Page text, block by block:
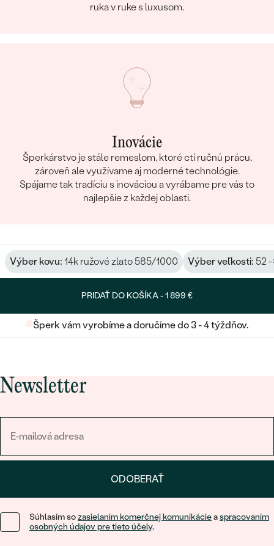
ruka v ruke s luxusom.
Inovácie
Šperkárstvo je stále remeslom, ktoré ctí ručnú prácu,
zároveň ale využívame aj moderné technológie.
Spájame tak tradíciu s inováciou a vyrábame pre vás to
najlepšie z každej oblasti.
Výber kovu: 14k ružové zlato 585/1000 Výber veľkosti: 52 -
PRIDAŤ DO KOŠÍKA -1 899 €
Šperk vám vyrobíme a doručíme do 3 - 4 týždňov.
Newsletter
ODOBERAŤ
Súhlasím sozasielaním komerčnej komunikácieaspracovaním
osobných údajov pre tieto účely.